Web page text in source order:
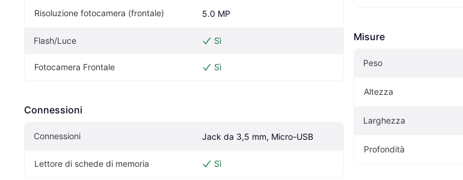
Risoluzione fotocamera (frontale) 5.0 MP
Flash/Luce Sì
Fotocamera Frontale Sì
Connessioni
Connessioni Jack da 3,5 mm, Micro-USB
Lettore di schede di memoria Sì
Misure
Peso
Altezza
Larghezza
Profondità